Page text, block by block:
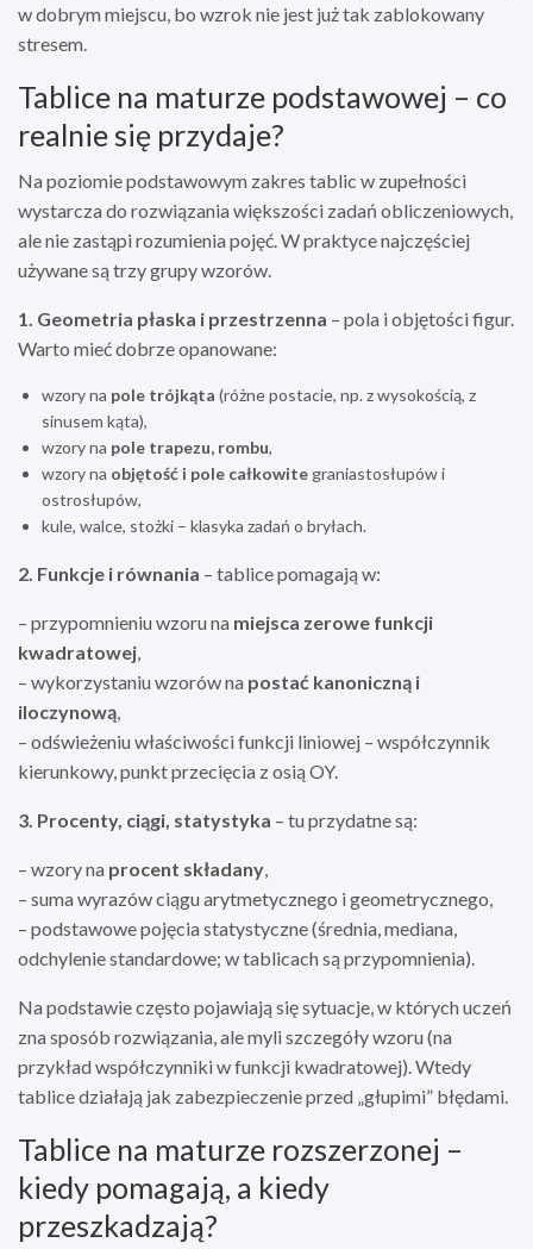
w dobrym miejscu, bo wzrok nie jest już tak zablokowany
stresem.
Tablice na maturze podstawowej – co
realnie się przydaje?
Na poziomie podstawowym zakres tablic w zupełności
wystarcza do rozwiązania większości zadań obliczeniowych,
ale nie zastąpi rozumienia pojęć. W praktyce najczęściej
używane są trzy grupy wzorów.
1. Geometria płaska i przestrzenna – pola i objętości figur.
Warto mieć dobrze opanowane:
wzory na pole trójkąta (różne postacie, np. z wysokością, z
sinusem kąta),
wzory na pole trapezu, rombu,
wzory na objętość i pole całkowite graniastosłupów i
ostrosłupów,
kule, walce, stożki – klasyka zadań o bryłach.
2. Funkcje i równania – tablice pomagają w:
– przypomnieniu wzoru na miejsca zerowe funkcji
kwadratowej,
– wykorzystaniu wzorów na postać kanoniczną i
iloczynową,
– odświeżeniu właściwości funkcji liniowej – współczynnik
kierunkowy, punkt przecięcia z osią OY.
3. Procenty, ciągi, statystyka – tu przydatne są:
– wzory na procent składany,
– suma wyrazów ciągu arytmetycznego i geometrycznego,
– podstawowe pojęcia statystyczne (średnia, mediana,
odchylenie standardowe; w tablicach są przypomnienia).
Na podstawie często pojawiają się sytuacje, w których uczeń
zna sposób rozwiązania, ale myli szczegóły wzoru (na
przykład współczynniki w funkcji kwadratowej). Wtedy
tablice działają jak zabezpieczenie przed „głupimi” błędami.
Tablice na maturze rozszerzonej –
kiedy pomagają, a kiedy
przeszkadzają?